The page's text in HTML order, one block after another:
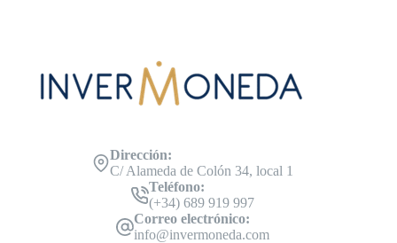
Dirección:
C/ Alameda de Colón 34, local 1
Teléfono:
(+34) 689 919 997
Correo electrónico:
info@invermoneda.com